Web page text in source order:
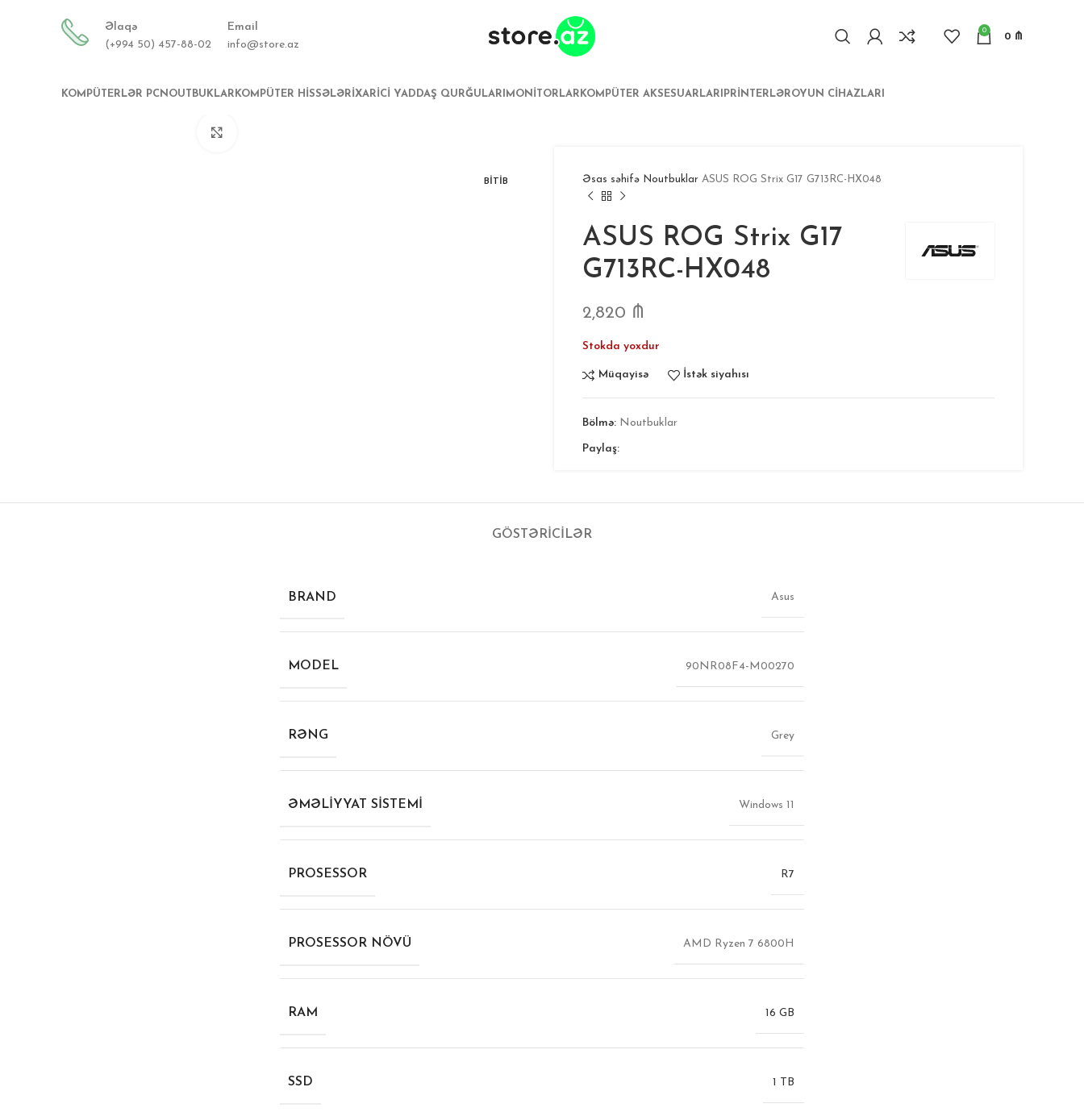
Əlaqə
(+994 50) 457-88-02
Email
info@store.az
0
0 ₼
KOMPÜTERLƏR PC NOUTBUKLAR KOMPÜTER HISSƏLƏRI XARICI YADDAŞ QURĞULARI MONITORLAR KOMPÜTER AKSESUARLARI PRINTERLƏROYUN CIHAZLARI
BITIB Əsas səhifə Noutbuklar ASUS ROG Strix G17 G713RC-HX048
ASUS ROG Strix G17
G713RC-HX048
2,820 ₼
Stokda yoxdur
Müqayisə İstək siyahısı
Bölmə: Noutbuklar
Paylaş:
GÖSTƏRICILƏR
BRAND Asus
MODEL 90NR08F4-M00270
RƏNG Grey
ƏMƏLIYYAT SISTEMI Windows 11
PROSESSOR R7
PROSESSOR NÖVÜ AMD Ryzen 7 6800H
RAM 16 GB
SSD 1 TB